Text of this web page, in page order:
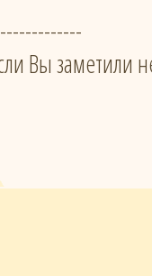
Вы заметили